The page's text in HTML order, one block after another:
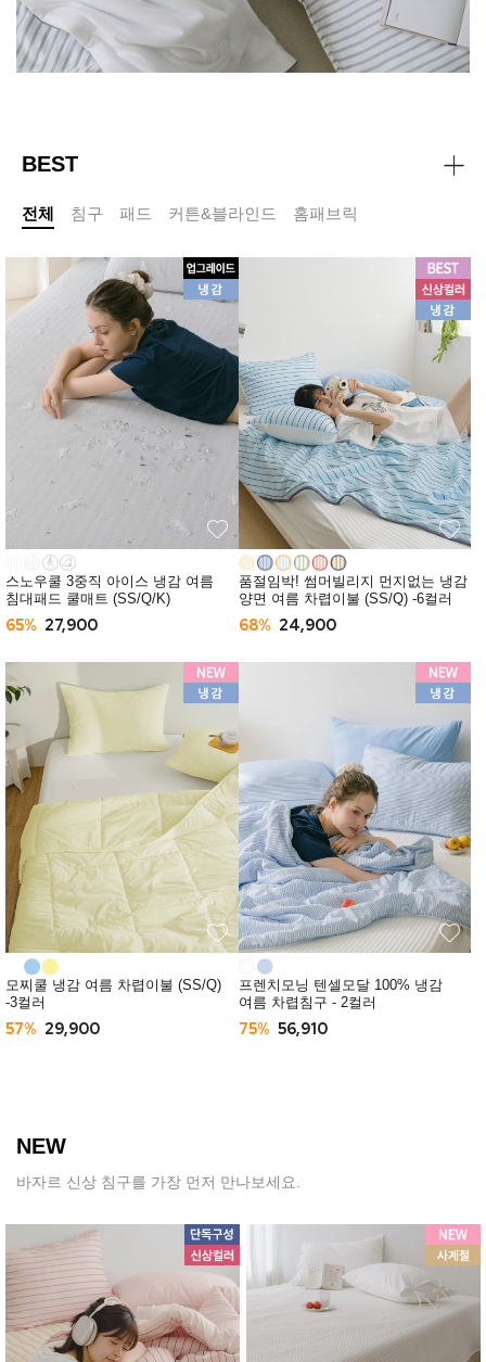
BEST
전체 침구 패드 커튼&블라인드 홈패브릭
스노우쿨 3중직 아이스 냉감 여름
침대패드 쿨매트 (SS/Q/K)
65% 27,900
품절임박! 썸머빌리지 먼지없는 냉감
양면 여름 차렵이불 (SS/Q) -6컬러
68% 24,900
모찌쿨 냉감 여름 차렵이불 (SS/Q)
-3컬러
57% 29,900
프렌치모닝 텐셀모달 100% 냉감
여름 차렵침구 - 2컬러
75% 56,910
NEW
바자르 신상 침구를 가장 먼저 만나보세요.